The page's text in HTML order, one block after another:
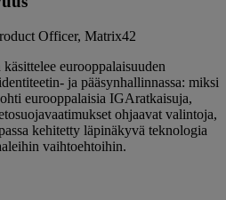
Officer, Matrix42
eurooppalaisuuden
ja pääsynhallinnassa: miksi
eurooppalaisia IGAratkaisuja,
ohjaavat valintoja,
kehitetty läpinäkyvä teknologia
vaihtoehtoihin.